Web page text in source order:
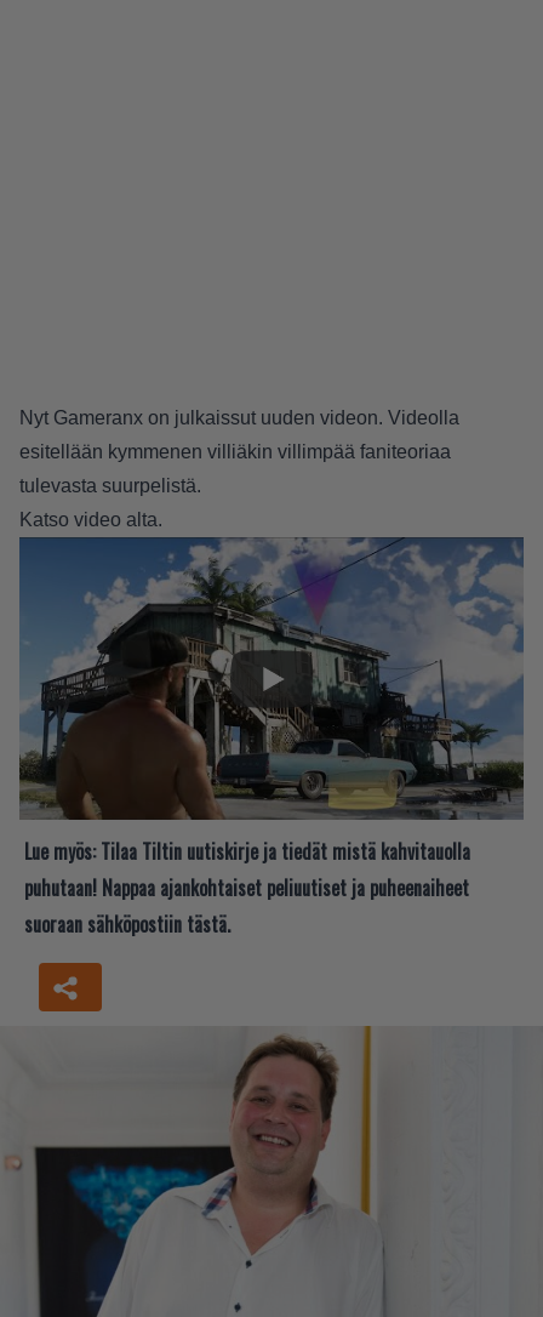
Nyt Gameranx on julkaissut uuden videon. Videolla
esitellään kymmenen villiäkin villimpää faniteoriaa
tulevasta suurpelistä.
Katso video alta.
Lue myös: Tilaa Tiltin uutiskirje ja tiedät mistä kahvitauolla
puhutaan! Nappaa ajankohtaiset peliuutiset ja puheenaiheet
suoraan sähköpostiin tästä.